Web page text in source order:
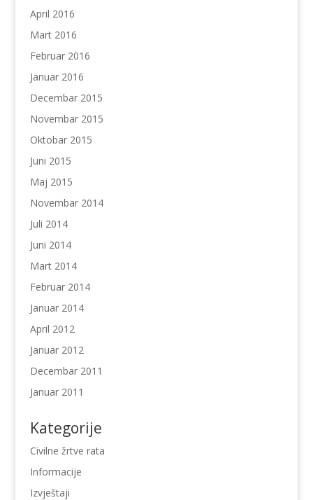
April 2016
Mart 2016
Februar 2016
Januar 2016
Decembar 2015
Novembar 2015
Oktobar 2015
Juni 2015
Maj 2015
Novembar 2014
Juli 2014
Juni 2014
Mart 2014
Februar 2014
Januar 2014
April 2012
Januar 2012
Decembar 2011
Januar 2011
Kategorije
Civilne žrtve rata
Informacije
Izvještaji